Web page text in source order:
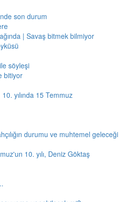
son durum
| Savaş bitmek bilmiyor
söyleşi
bitiyor
yılında 15 Temmuz
durumu ve muhtemel geleceği
10. yılı, Deniz Göktaş